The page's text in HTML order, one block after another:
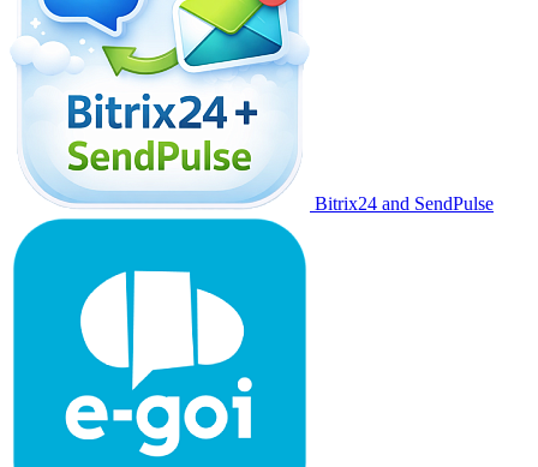
Bitrix24 and SendPulse